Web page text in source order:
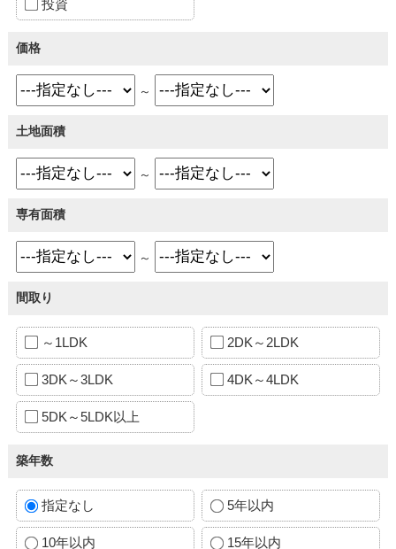
投資
価格
～
土地面積
～
専有面積
～
間取り
～1LDK 2DK～2LDK
3DK～3LDK 4DK～4LDK
5DK～5LDK以上
築年数
指定なし 5年以内
10年以内 15年以内